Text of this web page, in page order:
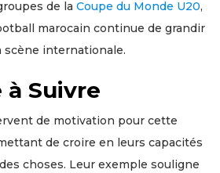
de la Coupe du Monde U20,
marocain continue de grandir
scène internationale.
à Suivre
de motivation pour cette
de croire en leurs capacités
choses. Leur exemple souligne